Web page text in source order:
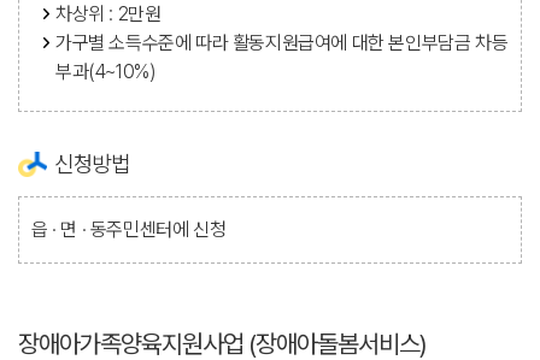
차상위 : 2만원
가구별 소득수준에 따라 활동지원급여에 대한 본인부담금 차등
부과(4~10%)
신청방법
읍 · 면 · 동주민센터에 신청
장애아가족양육지원사업 (장애아돌봄서비스)